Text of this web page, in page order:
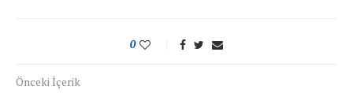
0
Önceki İçerik